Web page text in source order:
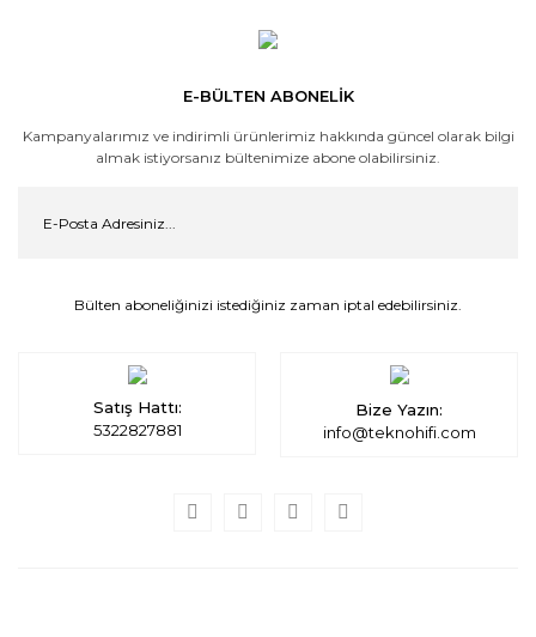
E-BÜLTEN ABONELİK
Kampanyalarımız ve indirimli ürünlerimiz hakkında güncel olarak bilgi
almak istiyorsanız bültenimize abone olabilirsiniz.
Bülten aboneliğinizi istediğiniz zaman iptal edebilirsiniz.
Satış Hattı:
5322827881
Bize Yazın:
info@teknohifi.com